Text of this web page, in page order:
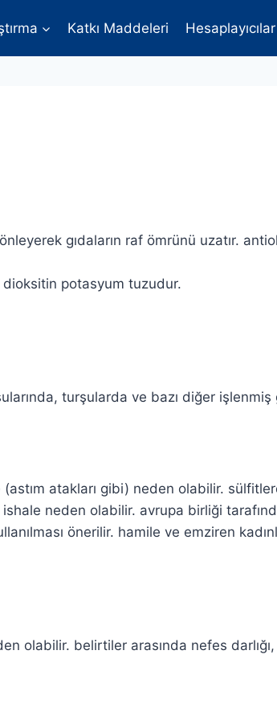
Katkı Maddeleri Hesaplayıcılar
gıdaların raf ömrünü uzatır.
potasyum tuzudur.
turşularda ve bazı diğer işlenmiş
atakları gibi) neden olabilir.
neden olabilir. avrupa birliği
önerilir. hamile ve emziren
olabilir. belirtiler arasında nefes